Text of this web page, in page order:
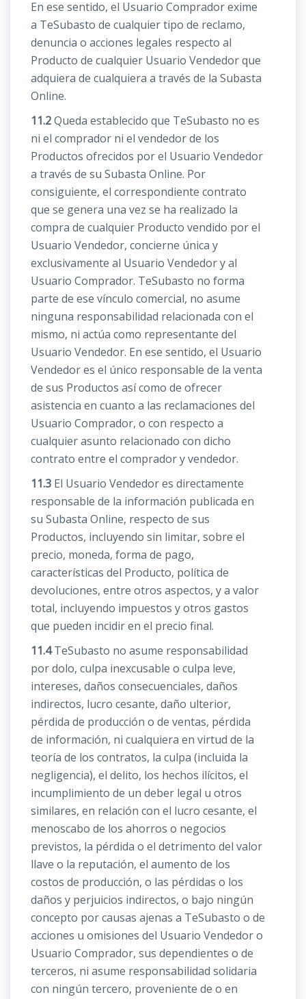
En ese sentido, el Usuario Comprador exime
a TeSubasto de cualquier tipo de reclamo,
denuncia o acciones legales respecto al
Producto de cualquier Usuario Vendedor que
adquiera de cualquiera a través de la Subasta
Online.
11.2Queda establecido que TeSubasto no es
ni el comprador ni el vendedor de los
Productos ofrecidos por el Usuario Vendedor
a través de su Subasta Online. Por
consiguiente, el correspondiente contrato
que se genera una vez se ha realizado la
compra de cualquier Producto vendido por el
Usuario Vendedor, concierne única y
exclusivamente al Usuario Vendedor y al
Usuario Comprador. TeSubasto no forma
parte de ese vínculo comercial, no asume
ninguna responsabilidad relacionada con el
mismo, ni actúa como representante del
Usuario Vendedor. En ese sentido, el Usuario
Vendedor es el único responsable de la venta
de sus Productos así como de ofrecer
asistencia en cuanto a las reclamaciones del
Usuario Comprador, o con respecto a
cualquier asunto relacionado con dicho
contrato entre el comprador y vendedor.
11.3 El Usuario Vendedor es directamente
responsable de la información publicada en
su Subasta Online, respecto de sus
Productos, incluyendo sin limitar, sobre el
precio, moneda, forma de pago,
características del Producto, política de
devoluciones, entre otros aspectos, y a valor
total, incluyendo impuestos y otros gastos
que pueden incidir en el precio final.
11.4TeSubasto no asume responsabilidad
por dolo, culpa inexcusable o culpa leve,
intereses, daños consecuenciales, daños
indirectos, lucro cesante, daño ulterior,
pérdida de producción o de ventas, pérdida
de información, ni cualquiera en virtud de la
teoría de los contratos, la culpa (incluida la
negligencia), el delito, los hechos ilícitos, el
incumplimiento de un deber legal u otros
similares, en relación con el lucro cesante, el
menoscabo de los ahorros o negocios
previstos, la pérdida o el detrimento del valor
llave o la reputación, el aumento de los
costos de producción, o las pérdidas o los
daños y perjuicios indirectos, o bajo ningún
concepto por causas ajenas a TeSubasto o de
acciones u omisiones del Usuario Vendedor o
Usuario Comprador, sus dependientes o de
terceros, ni asume responsabilidad solidaria
con ningún tercero, proveniente de o en